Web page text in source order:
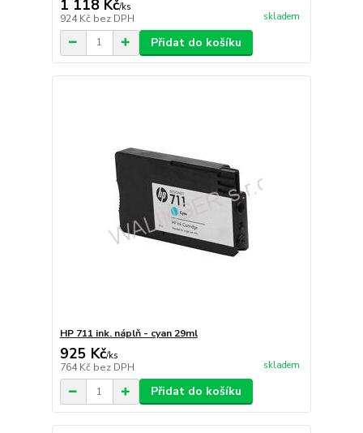
1 118 Kč/ks
924 Kč bez DPH skladem
Přidat do košíku
HP 711 ink. náplň - cyan 29ml
925 Kč/ks
764 Kč bez DPH skladem
Přidat do košíku